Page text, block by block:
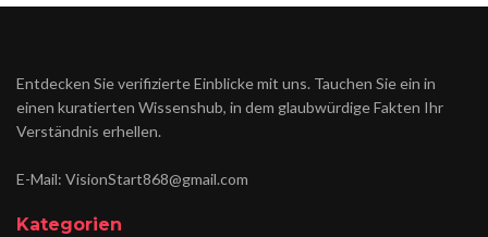
Entdecken Sie verifizierte Einblicke mit uns. Tauchen Sie ein in
einen kuratierten Wissenshub, in dem glaubwürdige Fakten Ihr
Verständnis erhellen.
E-Mail: VisionStart868@gmail.com
Kategorien